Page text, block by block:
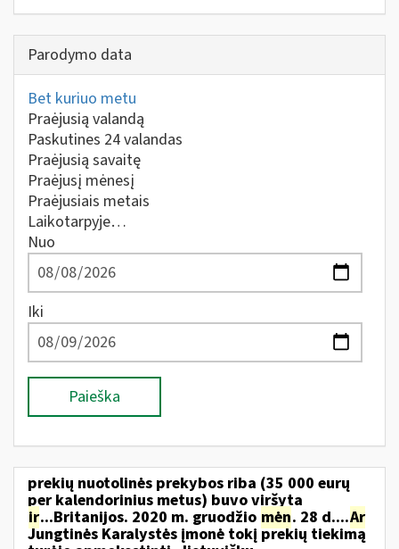
Parodymo data
Bet kuriuo metu
Praėjusią valandą
Paskutines 24 valandas
Praėjusią savaitę
Praėjusį mėnesį
Praėjusiais metais
Laikotarpyje…
Nuo
Iki
Paieška
prekių nuotolinės prekybos riba (35 000 eurų
per kalendorinius metus) buvo viršyta
ir...Britanijos. 2020 m. gruodžio mėn. 28 d....Ar
Jungtinės Karalystės įmonė tokį prekių tiekimą